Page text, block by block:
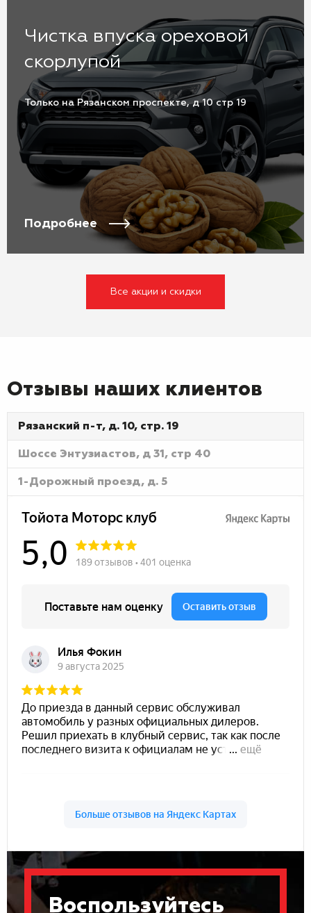
Чистка впуска ореховой
скорлупой
Только на Рязанском проспекте, д 10 стр 19
Подробнее
Все акции и скидки
Отзывы наших клиентов
Рязанский п-т, д. 10, стр. 19
Шоссе Энтузиастов, д 31, стр 40
1-Дорожный проезд, д. 5
Воспользуйтесь